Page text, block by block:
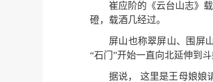
崔应阶的《云台山志》
磴，载酒几经过。
屏山也称翠屏山、围屏
“石门”开始一直向北延伸到斗
据说， 这里是王母娘娘